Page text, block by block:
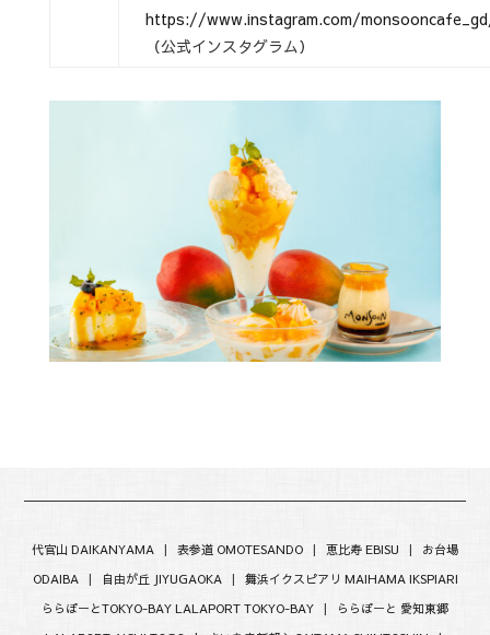
https://www.instagram.com/
（公式インスタグラム）
代官山 DAIKANYAMA | 表参道 OMOTESANDO | 恵比寿 EBISU | お台場
ODAIBA | 自由が丘 JIYUGAOKA | 舞浜イクスピアリ MAIHAMA IKSPIARI
ららぽーとTOKYO-BAY LALAPORT TOKYO-BAY
|
ららぽーと 愛知東郷